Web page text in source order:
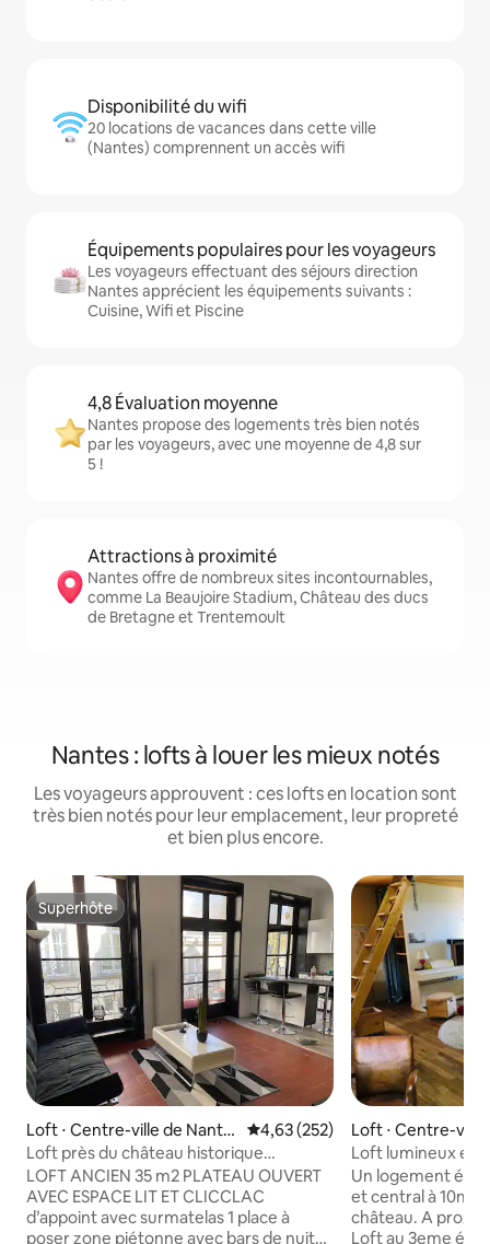
Disponibilité du wifi
20 locations de vacances dans cette ville
(Nantes) comprennent un accès wifi
Équipements populaires pour les voyageurs
Les voyageurs effectuant des séjours direction
Nantes apprécient les équipements suivants :
Cuisine, Wifi et Piscine
4,8 Évaluation moyenne
Nantes propose des logements très bien notés
par les voyageurs, avec une moyenne de 4,8 sur
5 !
Attractions à proximité
Nantes offre de nombreux sites incontournables,
comme La Beaujoire Stadium, Château des ducs
de Bretagne et Trentemoult
Nantes : lofts à louer les mieux notés
Les voyageurs approuvent : ces lofts en location sont
très bien notés pour leur emplacement, leur propreté
et bien plus encore.
Superhôte
Superhôte
Loft ⋅ Centre-ville de Nante
s
Évaluation moyenne sur la
4,63 (252)
Loft près du château historique
Hypercentre
LOFT ANCIEN 35 m2 PLATEAU OUVERT
AVEC ESPACE LIT ET CLICCLAC
d’appoint avec surmatelas 1 place à
poser zone piétonne avec bars de nuit
Loft ⋅ Centre-ville
Loft lumineux et
proche gare.
Un logement
et central à 10mn
château. A
Loft au 3eme